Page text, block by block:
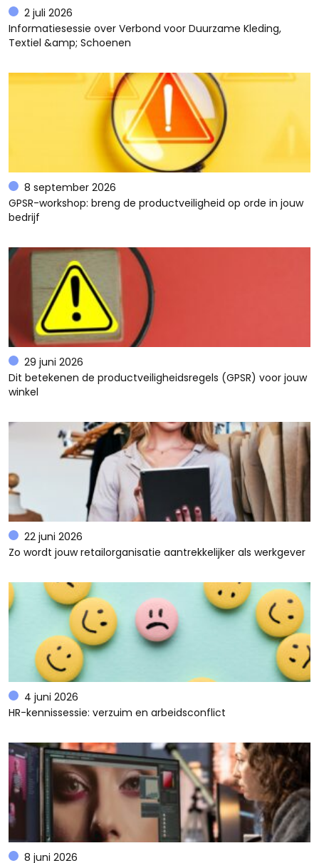
2 juli 2026
Informatiesessie over Verbond voor Duurzame Kleding,
Textiel &amp; Schoenen
8 september 2026
GPSR-workshop: breng de productveiligheid op orde in jouw
bedrijf
29 juni 2026
Dit betekenen de productveiligheidsregels (GPSR) voor jouw
winkel
22 juni 2026
Zo wordt jouw retailorganisatie aantrekkelijker als werkgever
4 juni 2026
HR-kennissessie: verzuim en arbeidsconflict
8 juni 2026